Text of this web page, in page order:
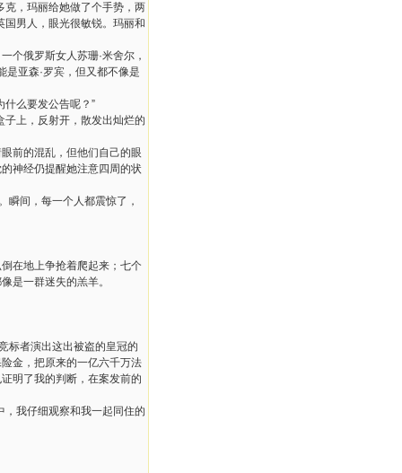
克，玛丽给她做了个手势，两
国男人，眼光很敏锐。玛丽和
个俄罗斯女人苏珊·米舍尔，
是亚森·罗宾，但又都不像是
什么要发公告呢？”
上，反射开，散发出灿烂的
前的混乱，但他们自己的眼
神经仍提醒她注意四周的状
间，每一个人都震惊了，
在地上争抢着爬起来；七个
是一群迷失的羔羊。
标者演出这出被盗的皇冠的
金，把原来的一亿六千万法
明了我的判断，在案发前的
，我仔细观察和我一起同住的